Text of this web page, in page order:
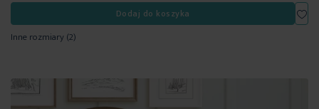
Dodaj do koszyka
Inne rozmiary(2)